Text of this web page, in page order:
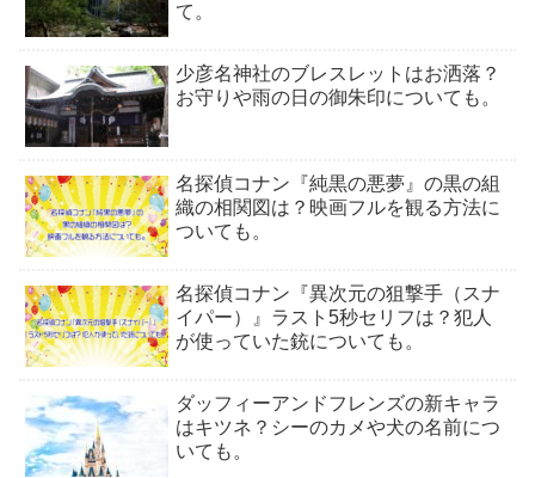
て。
少彦名神社のブレスレットはお洒落？
お守りや雨の日の御朱印についても。
名探偵コナン『純黒の悪夢』の黒の組
織の相関図は？映画フルを観る方法に
ついても。
名探偵コナン『異次元の狙撃手（スナ
イパー）』ラスト5秒セリフは？犯人
が使っていた銃についても。
ダッフィーアンドフレンズの新キャラ
はキツネ？シーのカメや犬の名前につ
いても。